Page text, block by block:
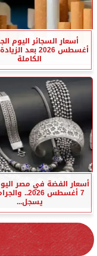
أغسطس 2026 بعد
الكاملة
أسعار الفضة في مصر
7 أغسطس
يسجل...